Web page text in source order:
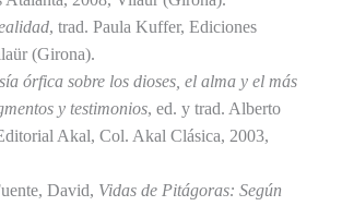
, trad. Paula Kuffer, Ediciones
(Girona).
órfica sobre los dioses, el alma y el más
y testimonios, ed. y trad. Alberto
Akal, Col. Akal Clásica, 2003,
David, Vidas de Pitágoras: Según